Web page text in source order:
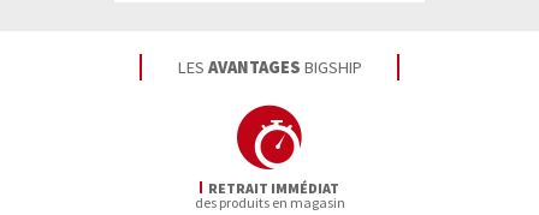
LES AVANTAGES BIGSHIP
RETRAIT IMMÉDIAT
des produits en magasin